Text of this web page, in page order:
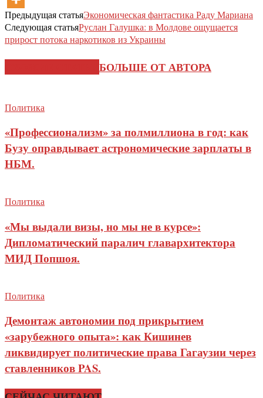
Предыдущая статьяЭкономическая фантастика Раду Мариана
Следующая статьяРуслан Галушка: в Молдове ощущается
прирост потока наркотиков из Украины
БОЛЬШЕ ОТ АВТОРА
Политика
«Профессионализм» за полмиллиона в год: как
Бузу оправдывает астрономические зарплаты в
НБМ.
Политика
«Мы выдали визы, но мы не в курсе»:
Дипломатический паралич главархитектора
МИД Попшоя.
Политика
Демонтаж автономии под прикрытием
«зарубежного опыта»: как Кишинев
ликвидирует политические права Гагаузии через
ставленников PAS.